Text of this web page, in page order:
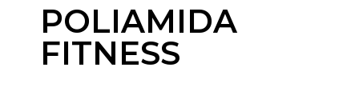
POLIAMIDA
FITNESS